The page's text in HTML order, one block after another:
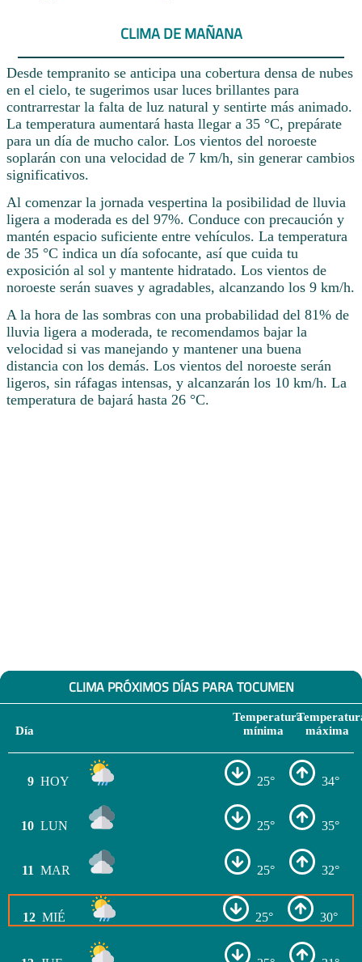
CLIMA DE MAÑANA
Desde tempranito se anticipa una cobertura densa de nubes
en el cielo, te sugerimos usar luces brillantes para
contrarrestar la falta de luz natural y sentirte más animado.
La temperatura aumentará hasta llegar a 35 °C, prepárate
para un día de mucho calor. Los vientos del noroeste
soplarán con una velocidad de 7 km/h, sin generar cambios
significativos.
Al comenzar la jornada vespertina la posibilidad de lluvia
ligera a moderada es del 97%. Conduce con precaución y
mantén espacio suficiente entre vehículos. La temperatura
de 35 °C indica un día sofocante, así que cuida tu
exposición al sol y mantente hidratado. Los vientos de
noroeste serán suaves y agradables, alcanzando los 9 km/h.
A la hora de las sombras con una probabilidad del 81% de
lluvia ligera a moderada, te recomendamos bajar la
velocidad si vas manejando y mantener una buena
distancia con los demás. Los vientos del noroeste serán
ligeros, sin ráfagas intensas, y alcanzarán los 10 km/h. La
temperatura de bajará hasta 26 °C.
CLIMA PRÓXIMOS DÍAS PARA TOCUMEN
Día
Temperatura
mínima
máxima
9 HOY 25° 34°
10 LUN 25° 35°
11 MAR 25° 32°
12 MIÉ 25° 30°